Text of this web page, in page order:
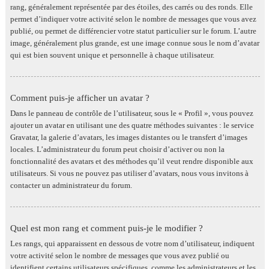
rang, généralement représentée par des étoiles, des carrés ou des ronds. Elle
permet d’indiquer votre activité selon le nombre de messages que vous avez
publié, ou permet de différencier votre statut particulier sur le forum. L’autre
image, généralement plus grande, est une image connue sous le nom d’avatar
qui est bien souvent unique et personnelle à chaque utilisateur.
Comment puis-je afficher un avatar ?
Dans le panneau de contrôle de l’utilisateur, sous le « Profil », vous pouvez
ajouter un avatar en utilisant une des quatre méthodes suivantes : le service
Gravatar, la galerie d’avatars, les images distantes ou le transfert d’images
locales. L’administrateur du forum peut choisir d’activer ou non la
fonctionnalité des avatars et des méthodes qu’il veut rendre disponible aux
utilisateurs. Si vous ne pouvez pas utiliser d’avatars, nous vous invitons à
contacter un administrateur du forum.
Quel est mon rang et comment puis-je le modifier ?
Les rangs, qui apparaissent en dessous de votre nom d’utilisateur, indiquent
votre activité selon le nombre de messages que vous avez publié ou